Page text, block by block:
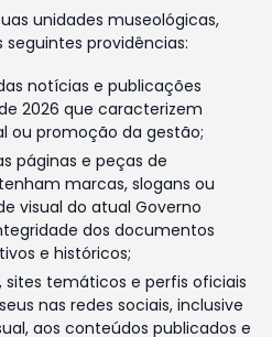
unidades museológicas,
seguintes providências:
notícias e publicações
2026 que caracterizem
ou promoção da gestão;
páginas e peças de
marcas, slogans ou
visual do atual Governo
dos documentos
e históricos;
sites temáticos e perfis oficiais
nas redes sociais, inclusive
aos conteúdos publicados e